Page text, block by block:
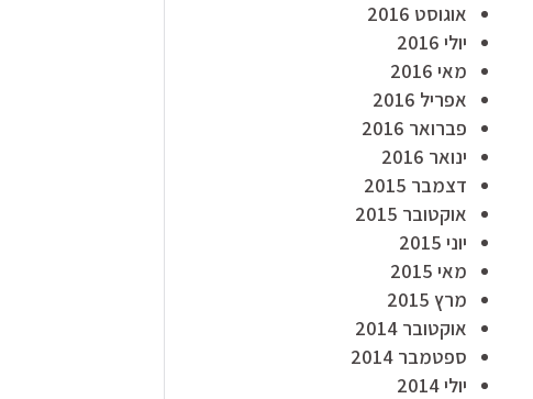
אוגוסט 2016
יולי 2016
מאי 2016
אפריל 2016
פברואר 2016
ינואר 2016
דצמבר 2015
אוקטובר 2015
יוני 2015
מאי 2015
מרץ 2015
אוקטובר 2014
ספטמבר 2014
יולי 2014